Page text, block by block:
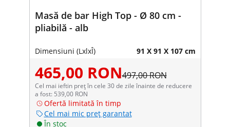
Masă de bar High Top - Ø 80 cm -
pliabilă - alb
Dimensiuni (LxlxÎ) 91 X 91 X 107 cm
465,00 RON497,00 RON
Cel mai ieftin preț în cele 30 de zile înainte de reducere
a fost: 539,00 RON
Ofertă limitată în timp
Cel mai mic preț garantat
În stoc